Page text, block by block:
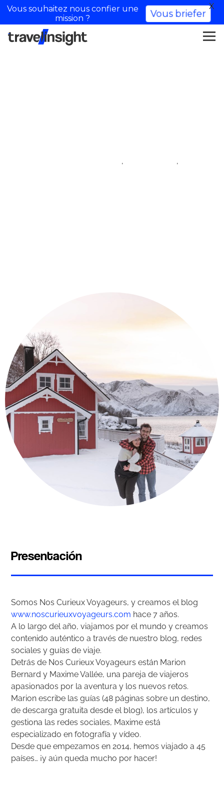
, ,
Presentación
Somos Nos Curieux Voyageurs, y creamos el blog
www.noscurieuxvoyageurs.com hace 7 años.
A lo largo del año, viajamos por el mundo y creamos
contenido auténtico a través de nuestro blog, redes
sociales y guías de viaje.
Detrás de Nos Curieux Voyageurs están Marion
Bernard y Maxime Vallée, una pareja de viajeros
apasionados por la aventura y los nuevos retos.
Marion escribe las guías (48 páginas sobre un destino,
de descarga gratuita desde el blog), los artículos y
gestiona las redes sociales, Maxime está
especializado en fotografía y vídeo.
Desde que empezamos en 2014, hemos viajado a 45
países… ¡y aún queda mucho por hacer!
Vous souhaitez nous confier une
mission ?
Vous briefer
X